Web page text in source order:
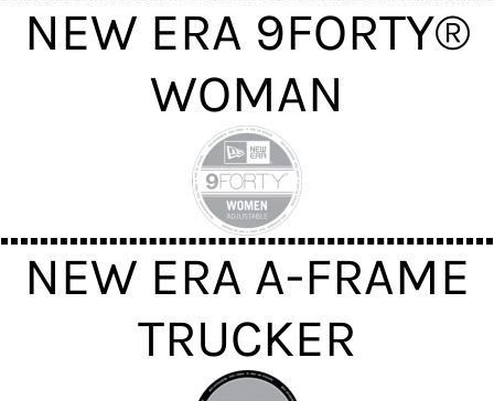
NEW ERA 9FORTY®
WOMAN
NEW ERA A-FRAME
TRUCKER